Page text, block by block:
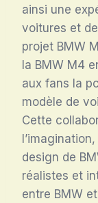
ainsi une
voitures et
projet BMW
la BMW M4
aux fans la
modèle de
Cette
design de
réalistes et
entre BMW